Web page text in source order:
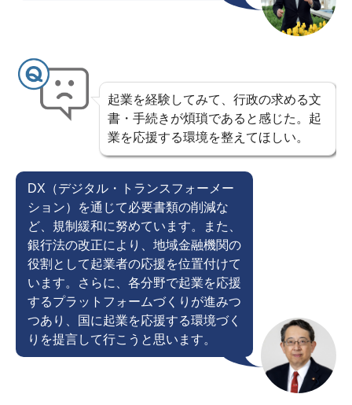
起業を経験してみて、行政の求める文
書・手続きが煩瑣であると感じた。起
業を応援する環境を整えてほしい。
DX（デジタル・トランスフォーメー
ション）を通じて必要書類の削減な
ど、規制緩和に努めています。また、
銀行法の改正により、地域金融機関の
役割として起業者の応援を位置付けて
います。さらに、各分野で起業を応援
するプラットフォームづくりが進みつ
つあり、国に起業を応援する環境づく
りを提言して行こうと思います。